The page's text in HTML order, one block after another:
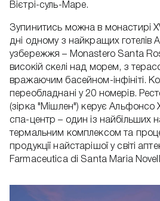
Вієтрі-суль-Маре.
Зупинитись можна в монастирі
дні одному з найкращих готелів
узбережжя – Monastero Santa
високій скелі над морем, з
вражаючим басейном-інфініті.
переобладнані у 20 номерів.
(зірка "Мішлен") керує Альфонсо
спа-центр – один із найбільших
термальним комплексом та
продукції найстарішої у світі
Farmaceutica di Santa Maria